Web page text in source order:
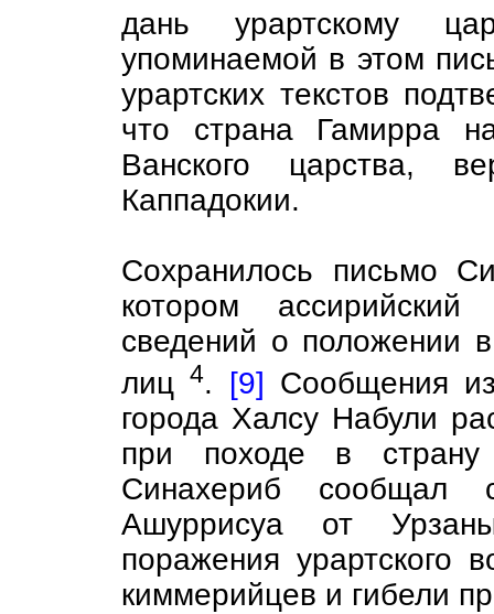
дань урартскому
упоминаемой в этом
урартских текстов
что страна Гамирра
Ванского царства,
Каппадокии.
Сохранилось письмо
котором
сведений о положении
лиц4. [9] Сообщения
города Халсу Набули
при походе в
Синахериб сообщал
Ашуррисуа от
поражения урартского
киммерийцев и гибели